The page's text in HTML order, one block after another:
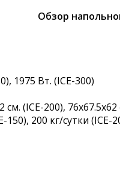
Обзор
1975 Вт. (ICE-300)
(ICE-200), 76х67.5х62
200 кг/сутки (ICE-